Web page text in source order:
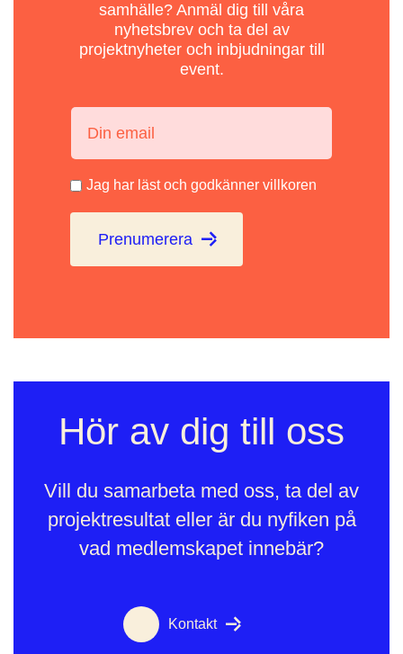
samhälle? Anmäl dig till våra
nyhetsbrev och ta del av
projektnyheter och inbjudningar till
event.
Jag har läst och godkänner villkoren
Prenumerera
Hör av dig till oss
Vill du samarbeta med oss, ta del av
projektresultat eller är du nyfiken på
vad medlemskapet innebär?
Kontakt